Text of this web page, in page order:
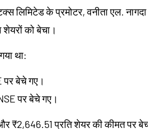
लिमिटेड के प्रमोटर, वनीता एल.
को बेचा।
था:
बेचे गए।
पर बेचे गए।
₹2,646.51 प्रति शेयर की कीमत पर